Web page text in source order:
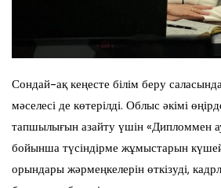
Сондай-ақ кеңесте білім беру
мәселесі де көтерілді. Облыс әкімі
тапшылығын азайту үшін «Дипломмен
бойынша түсіндірме жұмыстарын
орындары жәрмеңкелерін өткізуді,